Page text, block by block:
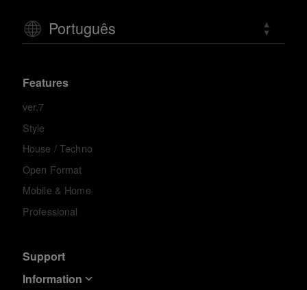
Português
Features
ver.7
Style
House / Techno
Open Format
Mobile & Home
Professional
Support
Information